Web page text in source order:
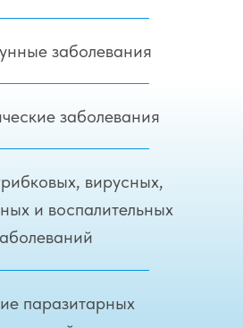
заболевания
заболевания
вирусных,
и воспалительных
паразитарных